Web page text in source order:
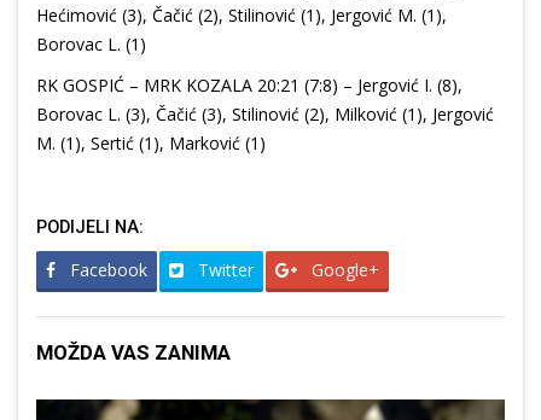
Hećimović (3), Čačić (2), Stilinović (1), Jergović M. (1),
Borovac L. (1)
RK GOSPIĆ – MRK KOZALA 20:21 (7:8) – Jergović I. (8),
Borovac L. (3), Čačić (3), Stilinović (2), Milković (1), Jergović
M. (1), Sertić (1), Marković (1)
PODIJELI NA:
Facebook Twitter Google+
MOŽDA VAS ZANIMA